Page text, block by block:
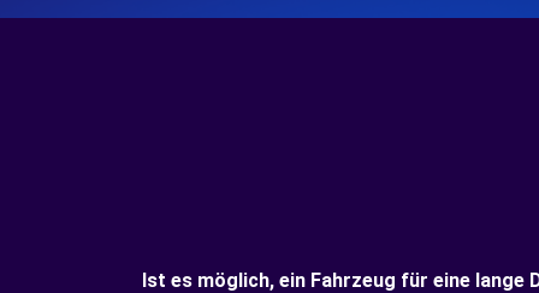
Ist es möglich, ein Fahrzeug für eine lange